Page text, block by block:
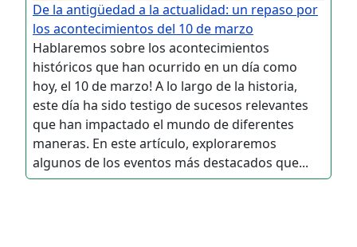
De la antigüedad a la actualidad: un repaso por
los acontecimientos del 10 de marzo
Hablaremos sobre los acontecimientos
históricos que han ocurrido en un día como
hoy, el 10 de marzo! A lo largo de la historia,
este día ha sido testigo de sucesos relevantes
que han impactado el mundo de diferentes
maneras. En este artículo, exploraremos
algunos de los eventos más destacados que...